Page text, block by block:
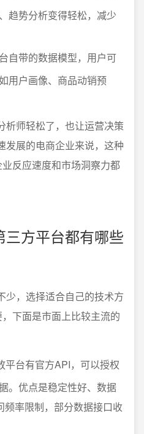
趋势分析变得轻松，减少
自带的数据模型，用户可
用户画像、商品动销预
析师轻松了，也让运营决策
发展的电商企业来说，这种
反应速度和市场洞察力都
方平台都有哪些
少，选择适合自己的技术方
下面是市面上比较主流的
平台有官方API，可以授权
。优点是稳定性好、数据
频率限制，部分数据接口收